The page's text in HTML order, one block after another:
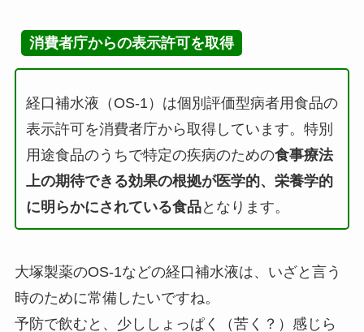
消費者庁からの表示許可を取得
経口補水液（OS-1）は個別評価型病者用食品の
表示許可を消費者庁から取得しています。特別
用途食品のうちで特定の疾病のための食事療法
上の期待できる効果の根拠が医学的、栄養学的
に明らかにされている食品となります。
大塚製薬のOS-1などの経口補水液は、いざと言う
時のために常備したいですね。
予防で飲むと、少ししょっぱく（苦く？）感じら